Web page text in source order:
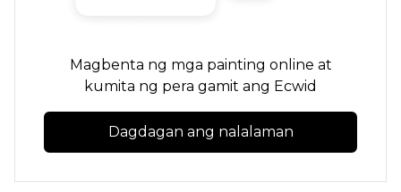
Magbenta ng mga painting online at
kumita ng pera gamit ang Ecwid
Dagdagan ang nalalaman